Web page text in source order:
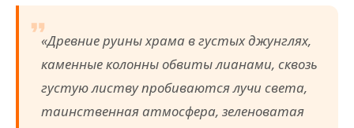
«Древние руины храма в густых джунглях,
каменные колонны обвиты лианами, сквозь
густую листву пробиваются лучи света,
таинственная атмосфера, зеленоватая